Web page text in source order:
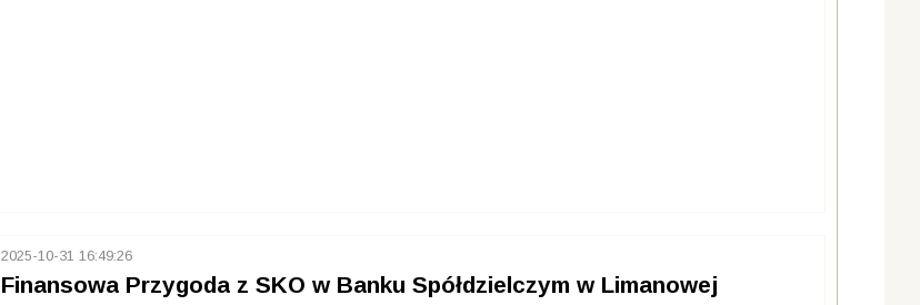
2025-10-31 16:49:26
Finansowa Przygoda z SKO w Banku Spółdzielczym w Limanowej